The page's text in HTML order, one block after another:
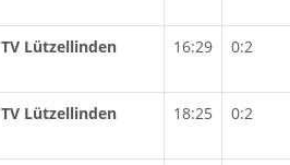
TV Lützellinden 16:29 0:2
TV Lützellinden 18:25 0:2